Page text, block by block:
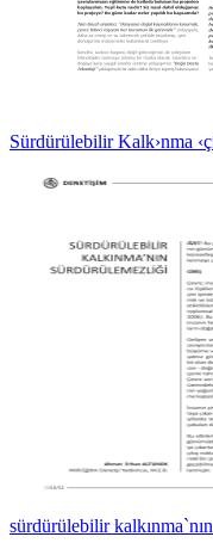
Sürdürülebilir Kalk›nma
sürdürülebilir